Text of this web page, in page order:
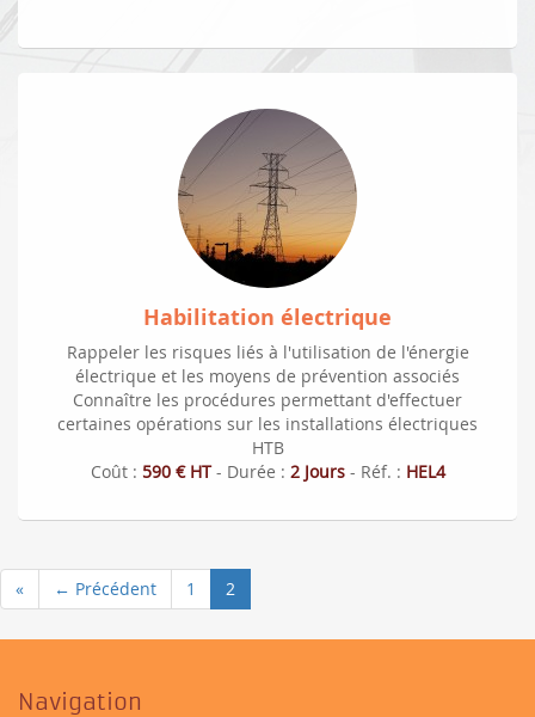
Habilitation électrique
Rappeler les risques liés à l'utilisation de l'énergie
électrique et les moyens de prévention associés
Connaître les procédures permettant d'effectuer
certaines opérations sur les installations électriques
HTB
Coût : 590 € HT- Durée : 2 Jours- Réf. : HEL4
« ← Précédent 1 2
Navigation